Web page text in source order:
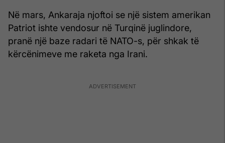
Në mars, Ankaraja njoftoi se një sistem amerikan
Patriot ishte vendosur në Turqinë juglindore,
pranë një baze radari të NATO-s, për shkak të
kërcënimeve me raketa nga Irani.